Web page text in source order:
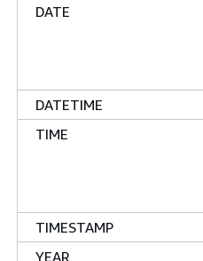
DATE
DATETIME
TIME
TIMESTAMP
YEAR